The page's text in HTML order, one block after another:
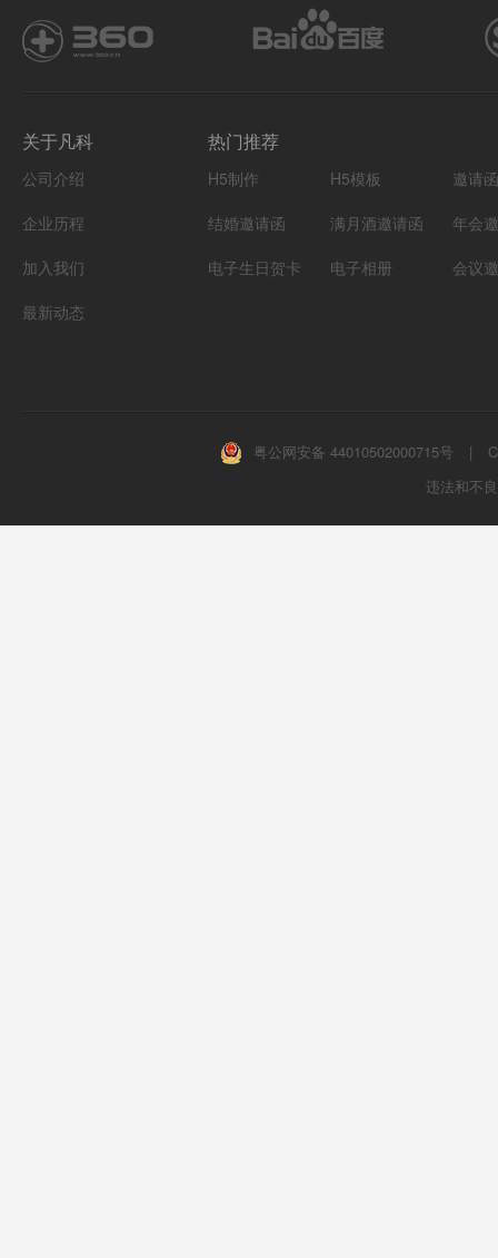
关于凡科
公司介绍
企业历程
加入我们
最新动态
热门推荐
H5制作 H5模板
邀请
结婚邀请函
满月酒邀请函
年会
电子生日贺卡
电子相册 会议
粤公网安备 44010502000715号 |
违法和不